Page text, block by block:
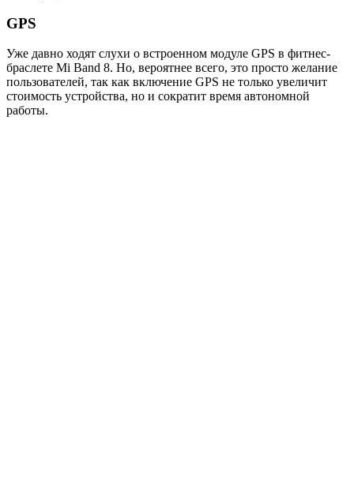
GPS
Уже давно ходят слухи о встроенном модуле GPS в фитнес-
браслете Mi Band 8. Но, вероятнее всего, это просто желание
пользователей, так как включение GPS не только увеличит
стоимость устройства, но и сократит время автономной
работы.